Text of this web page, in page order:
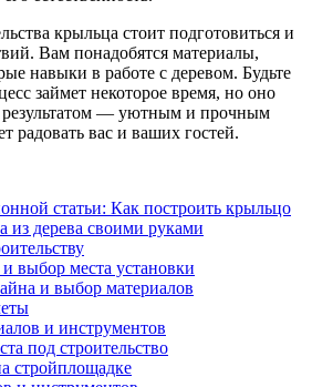
крыльца стоит подготовиться и
Вам понадобятся материалы,
навыки в работе с деревом. Будьте
займет некоторое время, но оно
результатом — уютным и прочным
радовать вас и ваших гостей.
статьи: Как построить крыльцо
из дерева своими руками
выбор места установки
и выбор материалов
и инструментов
под строительство
стройплощадке